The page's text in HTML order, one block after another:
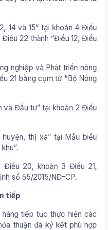
14 và 15” tại khoản 4 Điều
Điều 22 thành “Điều 12, Điều
nghiệp và Phát triển nông
21 bằng cụm từ “Bộ Nông
và Đầu tư” tại khoản 2 Điều
thị xã” tại Mẫu biểu
20, khoản 3 Điều 21,
số 55/2015/NĐ-CP.
tiếp
tiếp tục thực hiện các
thuận đã ký kết phù hợp